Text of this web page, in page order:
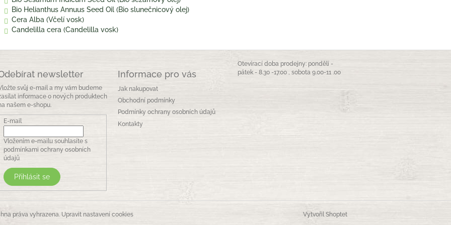
Bio Helianthus Annuus Seed Oil (Bio slunečnicový olej)
Cera Alba (Včelí vosk)
Candelilla cera (Candelilla vosk)
newsletter
svůj e-mail a my vám budeme
informace o nových produktech
našem e-shopu.
E-mail
Vložením e-mailu souhlasíte s
podmínkami ochrany osobních
údajů
Přihlásit se
Informace pro vás
Jak nakupovat
Obchodní podmínky
Podmínky ochrany osobních údajů
Kontakty
Otevírací doba prodejny: pondělí -
pátek - 8.30 -17.00 , sobota 9.00-11 .00
Vytvořil Shoptet
práva vyhrazena. Upravit nastavení cookies